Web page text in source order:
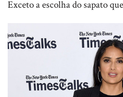
Exceto a escolha do sapato